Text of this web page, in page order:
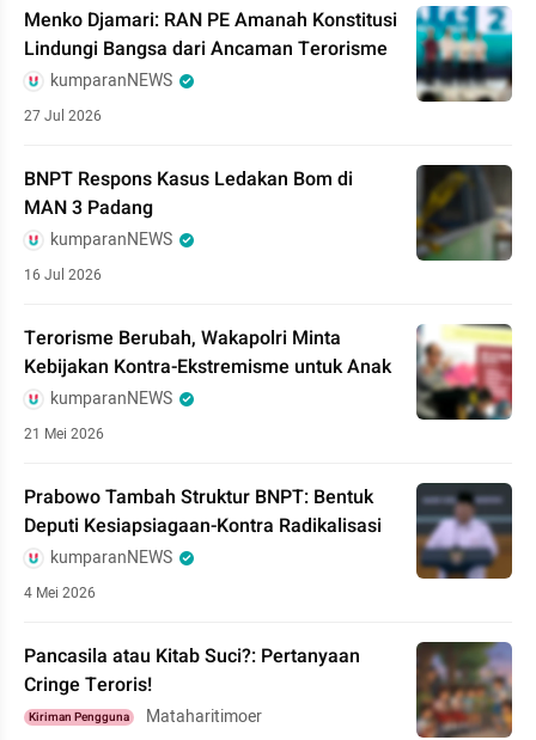
Menko Djamari: RAN PE Amanah Konstitusi
Lindungi Bangsa dari Ancaman Terorisme
kumparanNEWS
27 Jul 2026
BNPT Respons Kasus Ledakan Bom di
MAN 3 Padang
kumparanNEWS
16 Jul 2026
Terorisme Berubah, Wakapolri Minta
Kebijakan Kontra-Ekstremisme untuk Anak
kumparanNEWS
21 Mei 2026
Prabowo Tambah Struktur BNPT: Bentuk
Deputi Kesiapsiagaan-Kontra Radikalisasi
kumparanNEWS
4 Mei 2026
Pancasila atau Kitab Suci?: Pertanyaan
Cringe Teroris!
Kiriman Pengguna Mataharitimoer